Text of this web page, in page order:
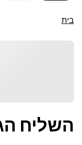
בית
השליח